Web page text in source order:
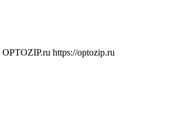
OPTOZIP.ru https://optozip.ru